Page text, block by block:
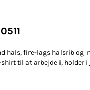
hals, fire-lags halsrib og
shirt til at arbejde i, holder i